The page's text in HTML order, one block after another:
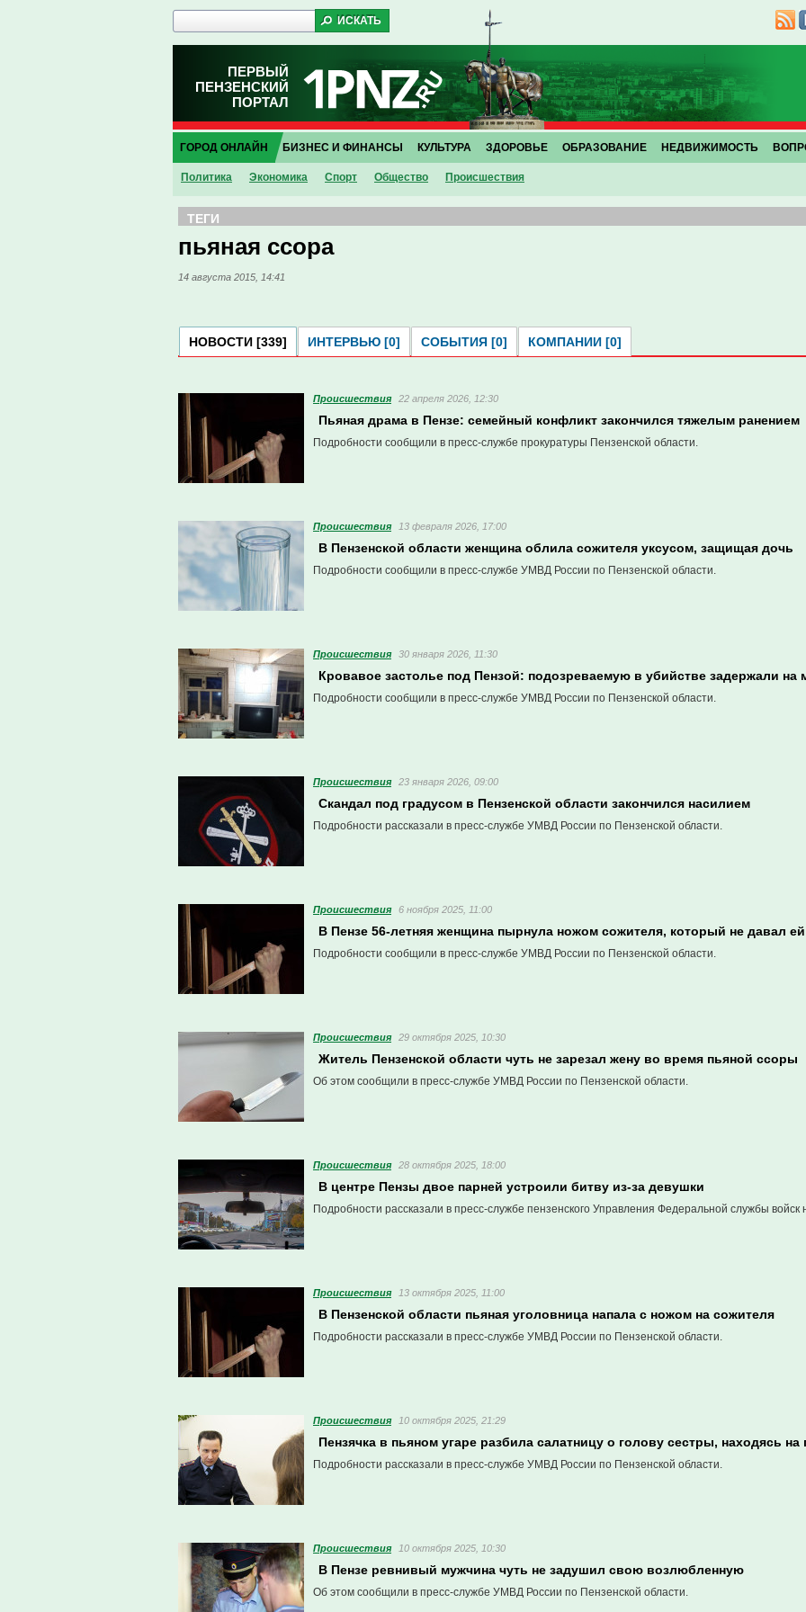
ПЕРВЫЙ
ПЕНЗЕНСКИЙ
ПОРТАЛ
ГОРОД ОНЛАЙН
Политика Экономика Спорт Общество Проиcшествия
БИЗНЕС И ФИНАНСЫ КУЛЬТУРА ЗДОРОВЬЕ ОБРАЗОВАНИЕ НЕДВИЖИМОСТЬ
ТЕГИ
пьяная ссора
14 августа 2015, 14:41
НОВОСТИ [339] ИНТЕРВЬЮ [0] СОБЫТИЯ [0] КОМПАНИИ [0]
Проиcшествия 22 апреля 2026, 12:30
Пьяная драма в Пензе: семейный конфликт закончился тяжелым ранением
Подробности сообщили в пресс-службе прокуратуры Пензенской области.
Проиcшествия 13 февраля 2026, 17:00
В Пензенской области женщина облила сожителя уксусом, защищая дочь
Подробности сообщили в пресс-службе УМВД России по Пензенской области.
Проиcшествия 30 января 2026, 11:30
Кровавое застолье под Пензой: подозреваемую в убийстве задержали на
Подробности сообщили в пресс-службе УМВД России по Пензенской области.
Проиcшествия 23 января 2026, 09:00
Скандал под градусом в Пензенской области закончился насилием
Подробности рассказали в пресс-службе УМВД России по Пензенской области.
Проиcшествия 6 ноября 2025, 11:00
В Пензе 56-летняя женщина пырнула ножом сожителя, который не давал ей
Подробности сообщили в пресс-службе УМВД России по Пензенской области.
Проиcшествия 29 октября 2025, 10:30
Житель Пензенской области чуть не зарезал жену во время пьяной ссоры
Об этом сообщили в пресс-службе УМВД России по Пензенской области.
Проиcшествия 28 октября 2025, 18:00
В центре Пензы двое парней устроили битву из-за девушки
Подробности рассказали в пресс-службе пензенского Управления Федеральной службы
Проиcшествия 13 октября 2025, 11:00
В Пензенской области пьяная уголовница напала с ножом на сожителя
Подробности рассказали в пресс-службе УМВД России по Пензенской области.
Проиcшествия 10 октября 2025, 21:29
Пензячка в пьяном угаре разбила салатницу о голову сестры, находясь на
Подробности рассказали в пресс-службе УМВД России по Пензенской области.
Проиcшествия 10 октября 2025, 10:30
В Пензе ревнивый мужчина чуть не задушил свою возлюбленную
Об этом сообщили в пресс-службе УМВД России по Пензенской области.